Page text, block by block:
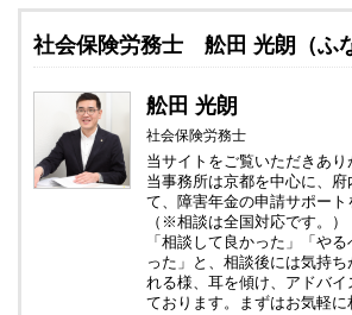
社会保険労務士 舩田 光朗（ふ
舩田 光朗
社会保険労務士
当サイトをご覧いただきあり
当事務所は京都を中心に、府
て、障害年金の申請サポート
（※相談は全国対応です。）
「相談して良かった」「や
った」と、相談後には気持
れる様、耳を傾け、アドバ
ております。まずはお気軽に